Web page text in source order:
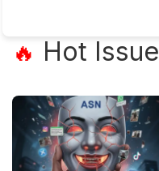
🔥 Hot Issue